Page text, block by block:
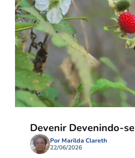
Devenir Devenindo-se
Por Marilda Clareth
22/06/2026